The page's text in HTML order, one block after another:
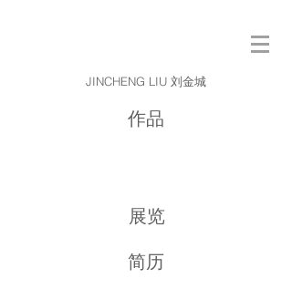
作品
展览
简历
JINCHENG LIU 刘金城